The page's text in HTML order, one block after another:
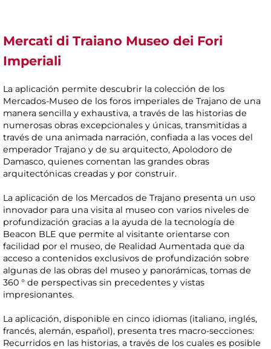
Mercati di Traiano Museo dei Fori
Imperiali
La aplicación permite descubrir la colección de los
Mercados-Museo de los foros imperiales de Trajano de una
manera sencilla y exhaustiva, a través de las historias de
numerosas obras excepcionales y únicas, transmitidas a
través de una animada narración, confiada a las voces del
emperador Trajano y de su arquitecto, Apolodoro de
Damasco, quienes comentan las grandes obras
arquitectónicas creadas y por construir.
La aplicación de los Mercados de Trajano presenta un uso
innovador para una visita al museo con varios niveles de
profundización gracias a la ayuda de la tecnología de
Beacon BLE que permite al visitante orientarse con
facilidad por el museo, de Realidad Aumentada que da
acceso a contenidos exclusivos de profundización sobre
algunas de las obras del museo y panorámicas, tomas de
360 ​​° de perspectivas sin precedentes y vistas
impresionantes.
La aplicación, disponible en cinco idiomas (italiano, inglés,
francés, alemán, español), presenta tres macro-secciones:
Recurridos en las historias, a través de los cuales es posible